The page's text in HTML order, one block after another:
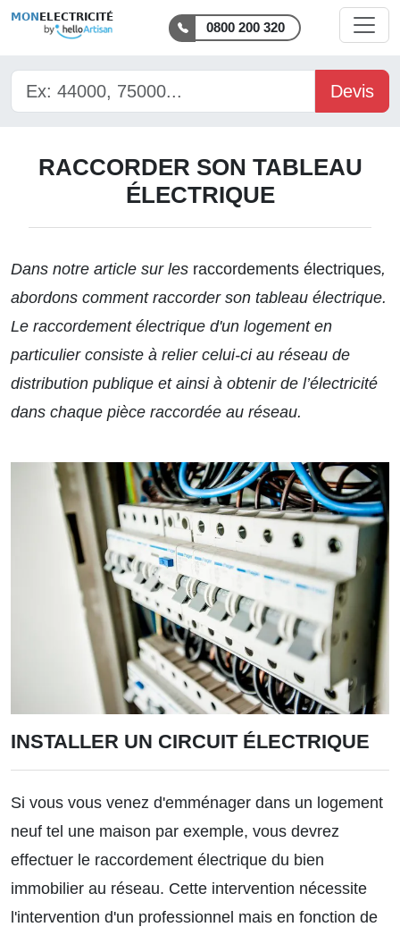
MON ELECTRICITÉ
0800 200 320
Devis
RACCORDER SON TABLEAU
ÉLECTRIQUE
Dans notre article sur les raccordements électriques,
abordons comment raccorder son tableau électrique.
Le raccordement électrique d'un logement en
particulier consiste à relier celui-ci au réseau de
distribution publique et ainsi à obtenir de l’électricité
dans chaque pièce raccordée au réseau.
INSTALLER UN CIRCUIT ÉLECTRIQUE
Si vous vous venez d'emménager dans un logement
neuf tel une maison par exemple, vous devrez
effectuer le raccordement électrique du bien
immobilier au réseau. Cette intervention nécessite
l'intervention d'un professionnel mais en fonction de